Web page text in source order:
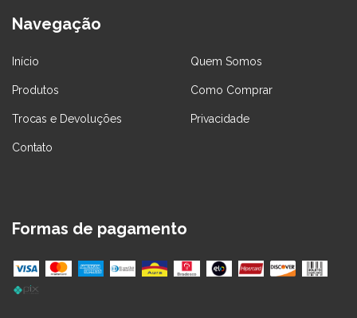
Navegação
Início Quem Somos
Produtos Como Comprar
Trocas e Devoluções Privacidade
Contato
Formas de pagamento